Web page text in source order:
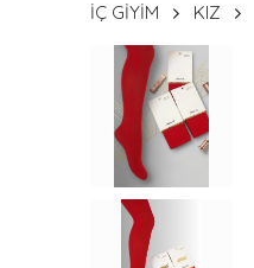
İÇ GİYİM KIZ